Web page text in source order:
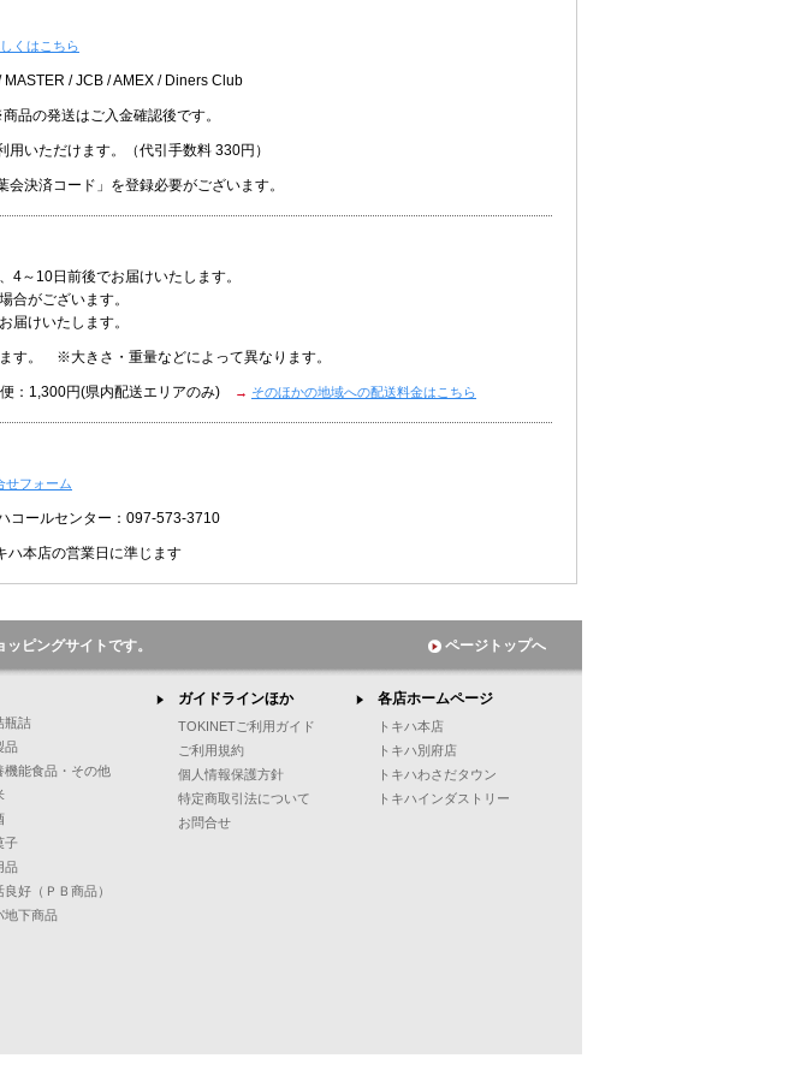
くはこちら
/ JCB / AMEX / Diners Club
の発送はご入金確認後です。
いただけます。（代引手数料 330円）
決済コード」を登録必要がございます。
4～10日前後でお届けいたします。
合がございます。
届けいたします。
す。 ※大きさ・重量などによって異なります。
：1,300円(県内配送エリアのみ) → そのほかの地域への配送料金はこちら
せフォーム
ールセンター：097-573-3710
店の営業日に準じます
ピングサイトです。 ページトップへ
瓶詰
品
機能食品・その他
子
品
良好（ＰＢ商品）
地下商品
ガイドラインほか
TOKINETご利用ガイド
ご利用規約
個人情報保護方針
特定商取引法について
お問合せ
各店ホームページ
トキハ本店
トキハ別府店
トキハわさだタウン
トキハインダストリー